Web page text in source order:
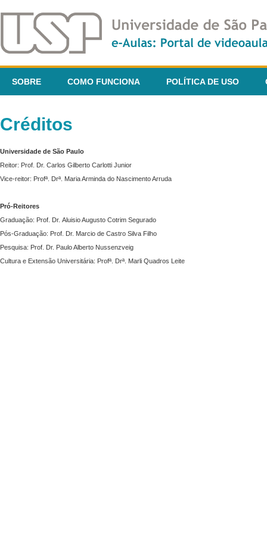
SOBRE COMO FUNCIONA POLÍTICA DE USO
Créditos
Universidade de São Paulo
Reitor: Prof. Dr. Carlos Gilberto Carlotti Junior
Vice-reitor: Profª. Drª. Maria Arminda do Nascimento Arruda
Pró-Reitores
Graduação: Prof. Dr. Aluisio Augusto Cotrim Segurado
Pós-Graduação: Prof. Dr. Marcio de Castro Silva Filho
Pesquisa: Prof. Dr. Paulo Alberto Nussenzveig
Cultura e Extensão Universitária: Profª. Drª. Marli Quadros Leite